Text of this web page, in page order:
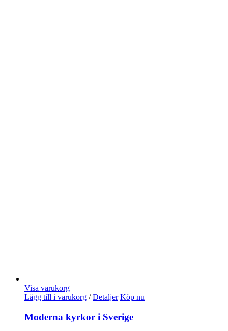
Visa varukorg
Lägg till i varukorg / Detaljer Köp nu
Moderna kyrkor i Sverige